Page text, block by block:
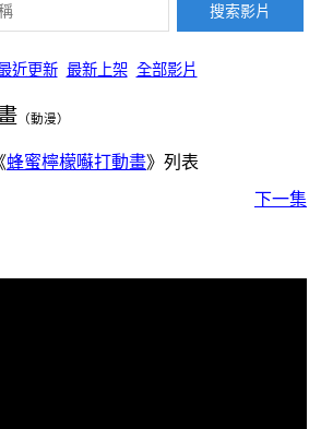
近更新 最新上架 全部影片
（動漫）
蜂蜜檸檬囌打動畫》列表
下一集